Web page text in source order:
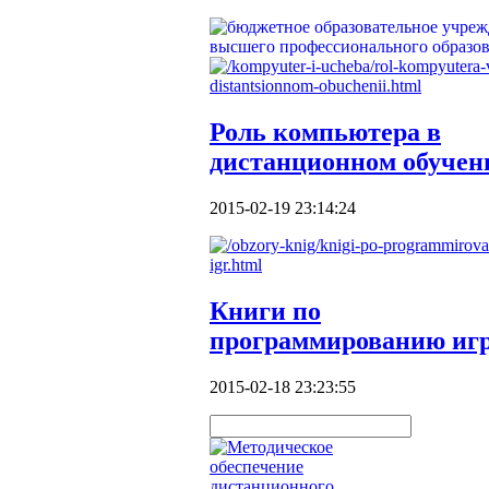
Роль компьютера в
дистанционном
2015-02-19 23:14:24
Книги по
программированию
2015-02-18 23:23:55